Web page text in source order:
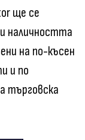
ще се
наличността
на по-късен
и по
търговска